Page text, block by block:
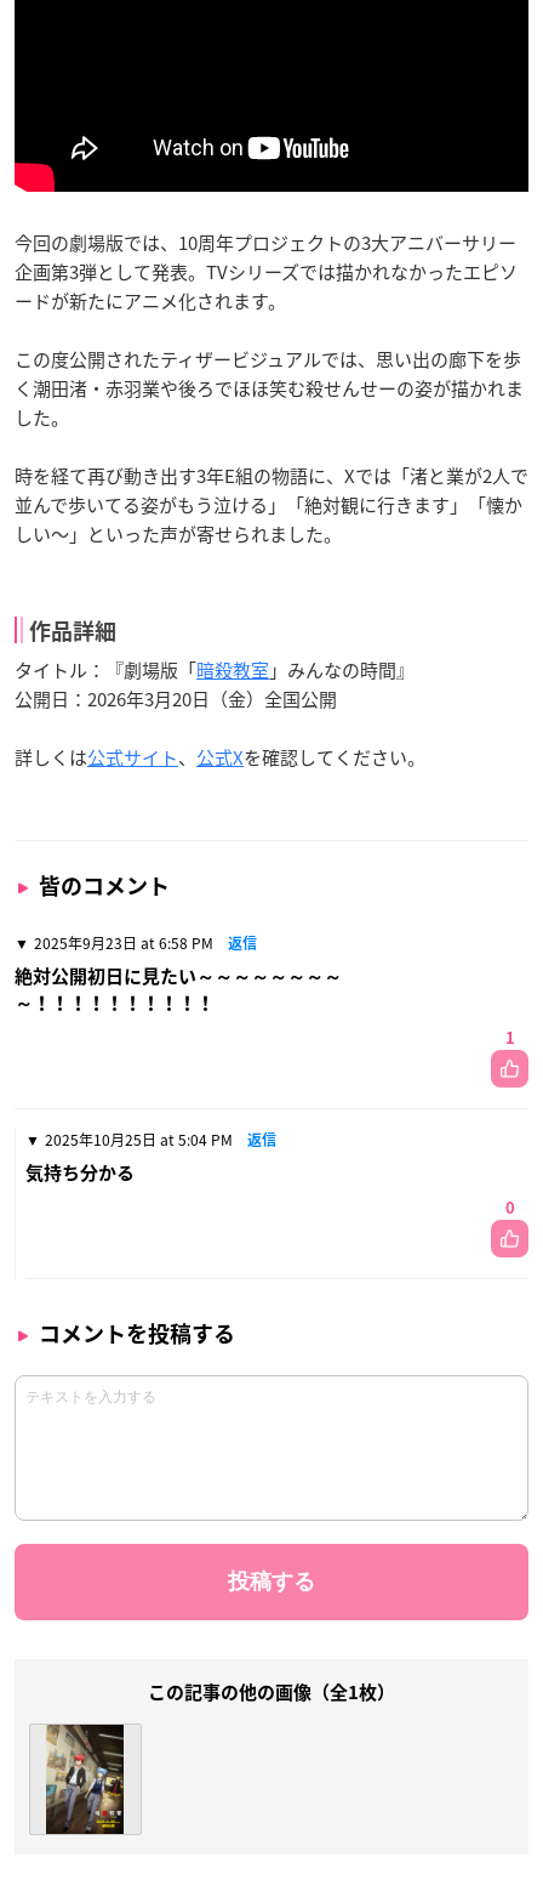
今回の劇場版では、10周年プロジェクトの3大アニバーサリー
企画第3弾として発表。TVシリーズでは描かれなかったエピソ
ードが新たにアニメ化されます。
この度公開されたティザービジュアルでは、思い出の廊下を歩
く潮田渚・赤羽業や後ろでほほ笑む殺せんせーの姿が描かれま
した。
時を経て再び動き出す3年E組の物語に、Xでは「渚と業が2人で
並んで歩いてる姿がもう泣ける」「絶対観に行きます」「懐か
しい〜」といった声が寄せられました。
作品詳細
タイトル：『劇場版「暗殺教室 」みんなの時間』
公開日：2026年3月20日（金）全国公開
詳しくは公式サイト、 公式Xを確認してください。
皆のコメント
2025年9月23日 at 6:58 PM 返信
絶対公開初日に見たい～～～～～～～～
～！！！！！！！！！！
1
2025年10月25日 at 5:04 PM 返信
気持ち分かる
0
コメントを投稿する
この記事の他の画像（全1枚）